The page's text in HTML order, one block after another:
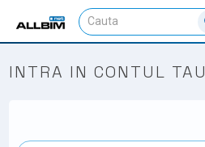
INTRA IN CONTUL TAU